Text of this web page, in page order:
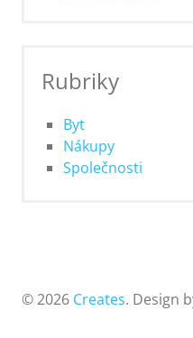
Rubriky
Byt
Nákupy
Společnosti
© 2026 Creates. Design